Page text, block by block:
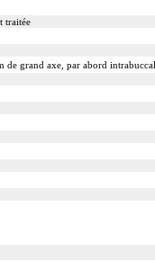
traitée
de grand axe, par abord intrabuccal